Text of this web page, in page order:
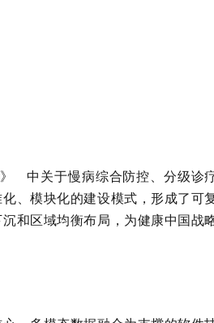
中关于慢病综合防控、分级诊
、模块化的建设模式，形成了可
和区域均衡布局，为健康中国战